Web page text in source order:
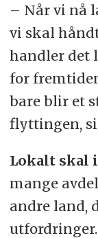
– Når vi nå
vi skal
handler det
for
bare blir et
flyttingen,
Lokalt skal
mange
andre land,
utfordringer.